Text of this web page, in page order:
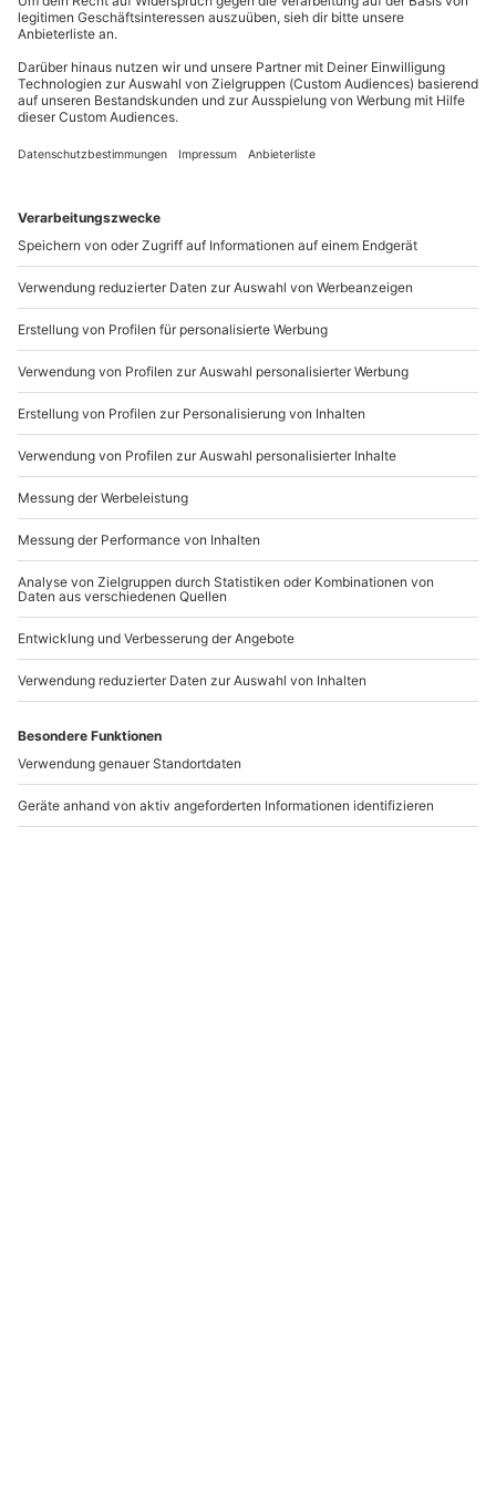
Gutschein gültig für 1-6 Personen
außer an bundesweiten Feiertagen:
Mo-Fr: 8-20 Uhr | Sa: 10-16 Uhr
Du möchtest als Firma bestellen?
Sichere Dir attraktive Firmenkunden Vorteile.
Mo-Fr: 9-17 Uhr
b2b@mydays.de
www.b2b.mydays.de/
Andere Produkte entdecken
-15% CLUB DEAL
Familien Fotoshooting
Augsburg
1-6 Personen
129,90 €
-15% CLUB DEAL
Virtual Reality
2 Personen
84,90 €